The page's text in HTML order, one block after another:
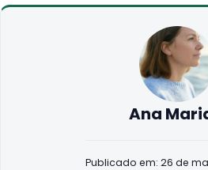
Ana
Publicado em: 26 de